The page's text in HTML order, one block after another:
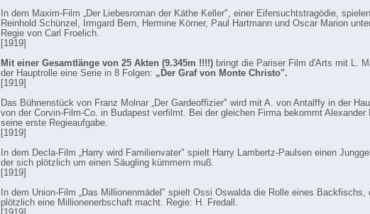
In dem Maxim-Film „Der Liebesroman der Käthe Keller", einer Eifersuchtstragödie, spielen
Reinhold Schünzel, Irmgard Bern, Hermine Körner, Paul Hartmann und Oscar Marion
Regie von Carl Froelich.
[1919]
Mit einer Gesamtlänge von 25 Akten (9.345m !!!!) bringt die Pariser Film d'Arts mit L.
der Hauptrolle eine Serie in 8 Folgen: „Der Graf von Monte Christo".
[1919]
Das Bühnenstück von Franz Molnar „Der Gardeoffizier" wird mit A. von Antalffy in der
von der Corvin-Film-Co. in Budapest verfilmt. Bei der gleichen Firma bekommt Alexander
seine erste Regieaufgabe.
[1919]
In dem Decla-Film „Harry wird Familienvater" spielt Harry Lambertz-Paulsen einen
der sich plötzlich um einen Säugling kümmern muß.
[1919]
In dem Union-Film „Das Millionenmädel" spielt Ossi Oswalda die Rolle eines Backfischs,
plötzlich eine Millionenerbschaft macht. Regie: H. Fredall.